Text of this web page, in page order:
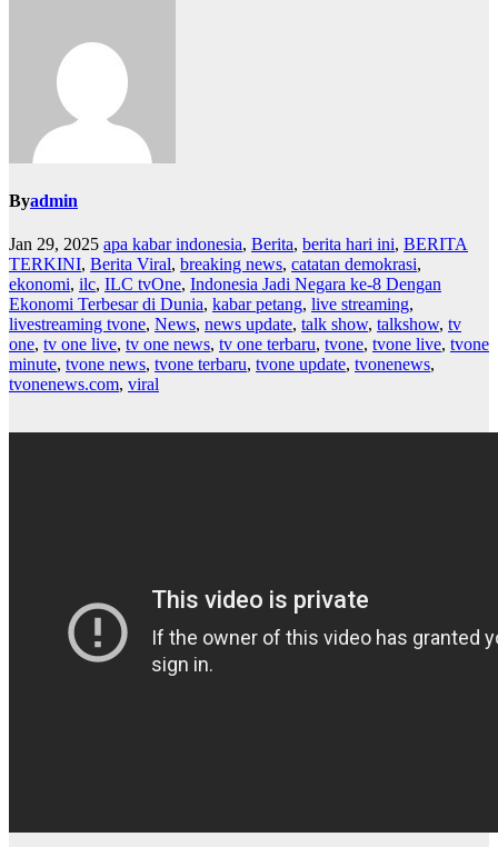
Byadmin
Jan 29, 2025 apa kabar indonesia, Berita, berita hari ini, BERITA
TERKINI, Berita Viral, breaking news, catatan demokrasi,
ekonomi, ilc, ILC tvOne, Indonesia Jadi Negara ke-8 Dengan
Ekonomi Terbesar di Dunia, kabar petang, live streaming,
livestreaming tvone, News, news update, talk show, talkshow, tv
one, tv one live, tv one news, tv one terbaru, tvone, tvone live, tvone
minute, tvone news, tvone terbaru, tvone update, tvonenews,
tvonenews.com, viral